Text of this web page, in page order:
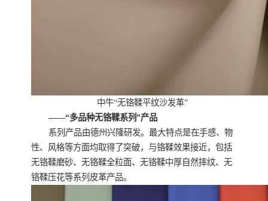
中牛“无铬鞣平纹沙发革”
——“多品种无铬鞣系列”产品
系列产品由德州兴隆研发。最大特点是在手感、物
性、风格等方面均取得了突破，与铬鞣效果接近，包括
无铬鞣磨砂、无铬鞣全粒面、无铬鞣中厚自然摔纹、无
铬鞣压花等系列皮革产品。